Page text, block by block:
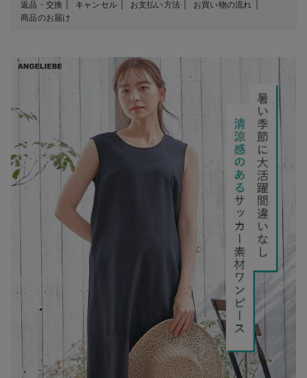
返品・交換 キャンセル お支払い方法
お買い物の流れ
商品のお届け